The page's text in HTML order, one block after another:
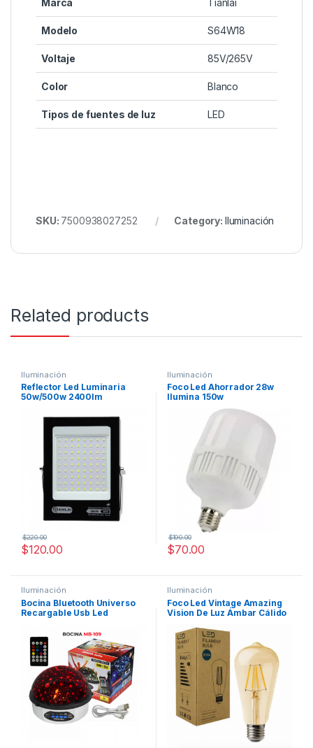
Modelo S64W18
Voltaje 85V/265V
Color Blanco
Tipos de fuentes de luz LED
SKU: 7500938027252 Category: Iluminación
Related products
Iluminación
Reflector Led Luminaria
50w/500w 2400lm
$120.00
$220.00
Iluminación
Foco Led Ahorrador 28w
Ilumina 150w
$70.00
$190.00
Iluminación
Bocina Bluetooth Universo
Recargable Usb Led
Iluminación
Foco Led Vintage Amazing
Vision De Luz Ámbar Cálido
E27